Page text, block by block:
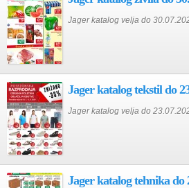
Jager katalog velja do
Jager katalog tekstil do
Jager katalog velja do
Jager katalog tehnika do